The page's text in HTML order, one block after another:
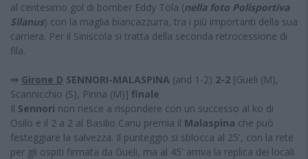
al centesimo gol di bomber Eddy Tola (nella foto Polisportiva
Silanus) con la maglia biancazzurra, tra i più importanti della sua
carriera. Per il Siniscola si tratta della seconda retrocessione di
fila.
⇒ Girone D SENNORI-MALASPINA (and 1-2) 2-2 [Gueli (M),
Scannicchio (S), Pinna (M)] finale
Il Sennori non riesce a rispondere con un successo al ko di
Osilo e il 2 a 2 al Basilio Canu premia il Malaspina che può
festeggiare la salvezza. Il punteggio si sblocca al 25', con la rete
per gli ospiti firmata da Gueli, ma al 45' arriva la replica dei locali